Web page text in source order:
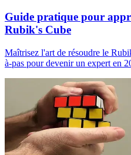
Guide pratique pour
Rubik's Cube
Maîtrisez l'art de résoudre le
à-pas pour devenir un expert en